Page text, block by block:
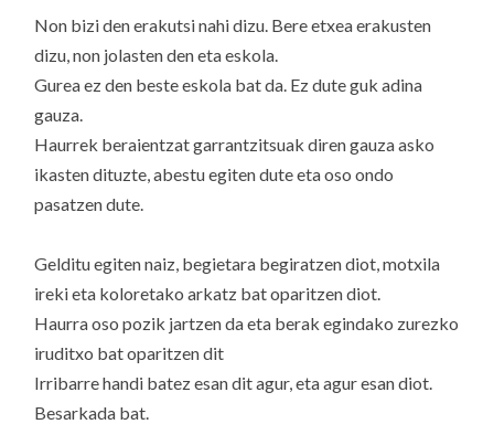
Non bizi den erakutsi nahi dizu. Bere etxea erakusten
dizu, non jolasten den eta eskola.
Gurea ez den beste eskola bat da. Ez dute guk adina
gauza.
Haurrek beraientzat garrantzitsuak diren gauza asko
ikasten dituzte, abestu egiten dute eta oso ondo
pasatzen dute.
Gelditu egiten naiz, begietara begiratzen diot, motxila
ireki eta koloretako arkatz bat oparitzen diot.
Haurra oso pozik jartzen da eta berak egindako zurezko
iruditxo bat oparitzen dit
Irribarre handi batez esan dit agur, eta agur esan diot.
Besarkada bat.